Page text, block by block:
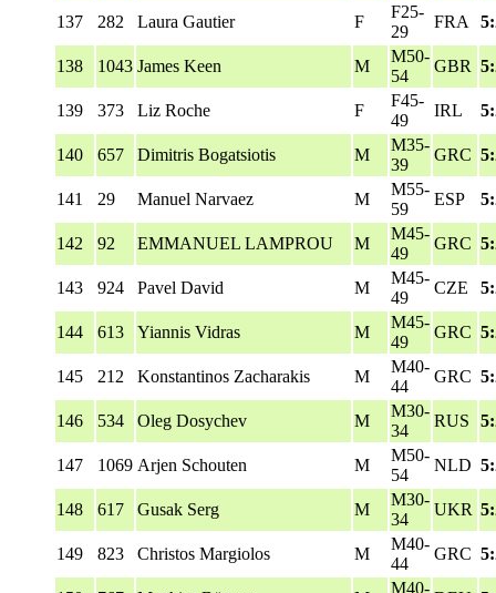
137 282 Laura Gautier F
F25-
29
FRA
138 1043 James Keen M
M50-
54
GBR
139 373 Liz Roche F
F45-
49
IRL
140 657 Dimitris Bogatsiotis M
M35-
39
GRC
141 29 Manuel Narvaez M
M55-
59
ESP
142 92 EMMANUEL LAMPROU M
M45-
49
GRC
143 924 Pavel David M
M45-
49
CZE
144 613 Yiannis Vidras M
M45-
49
GRC
145 212 Konstantinos Zacharakis M
M40-
44
GRC
146 534 Oleg Dosychev M
M30-
34
RUS
147 1069 Arjen Schouten M
M50-
54
NLD
148 617 Gusak Serg M
M30-
34
UKR
149 823 Christos Margiolos M
M40-
44
GRC
M40-